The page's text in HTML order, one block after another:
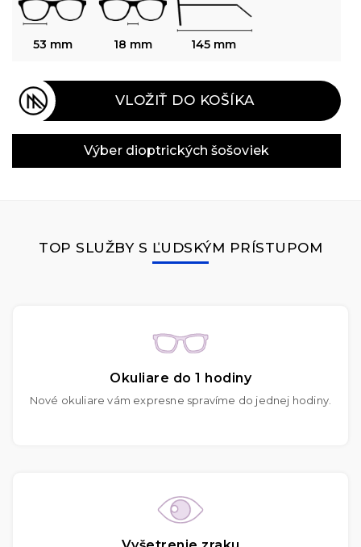
53 mm 18 mm 145 mm
VLOŽIŤ DO KOŠÍKA
Výber dioptrických šošoviek
TOP SLUŽBY S ĽUDSKÝM PRÍSTUPOM
Okuliare do 1 hodiny
Nové okuliare vám expresne spravíme do jednej hodiny.